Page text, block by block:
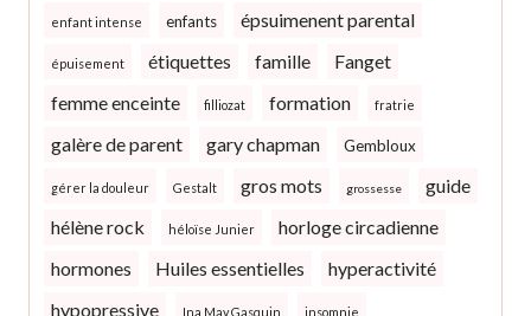
enfant intense enfants épsuimenent parental
épuisement étiquettes famille
Fanget
femme enceinte
filliozat formation fratrie
galère de parent gary chapman Gembloux
gérer la douleur Gestalt gros mots grossesse
guide
hélène rock
héloïse Junier
horloge circadienne
hormones
Huiles essentielles
hyperactivité
hypopressive
Ina May Gasquin insomnie